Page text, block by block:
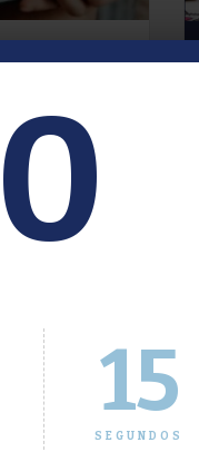
16
SEGUNDOS
agosto a